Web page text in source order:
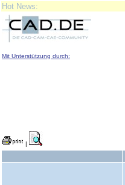
Hot News:
Mit Unterstützung durch:
|